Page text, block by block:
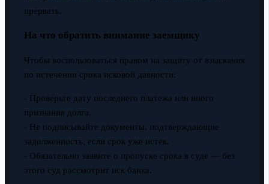
прервать.
На что обратить внимание заемщику
Чтобы воспользоваться правом на защиту от взыскания
по истечении срока исковой давности:
- Проверьте дату последнего платежа или иного
признания долга.
- Не подписывайте документы, подтверждающие
задолженность, если срок уже истек.
- Обязательно заявите о пропуске срока в суде — без
этого суд рассмотрит иск банка.